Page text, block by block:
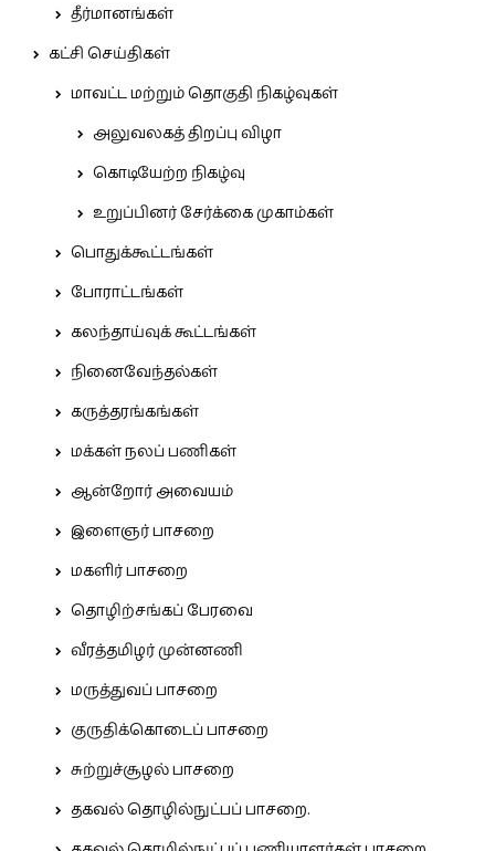
தீர்மானங்கள்
கட்சி செய்திகள்
மாவட்ட மற்றும் தொகுதி நிகழ்வுகள்
அலுவலகத் திறப்பு விழா
கொடியேற்ற நிகழ்வு
உறுப்பினர் சேர்க்கை முகாம்கள்
பொதுக்கூட்டங்கள்
போராட்டங்கள்
கலந்தாய்வுக் கூட்டங்கள்
நினைவேந்தல்கள்
கருத்தரங்கங்கள்
மக்கள் நலப் பணிகள்
ஆன்றோர் அவையம்
இளைஞர் பாசறை
மகளிர் பாசறை
தொழிற்சங்கப் பேரவை
வீரத்தமிழர் முன்னணி
மருத்துவப் பாசறை
குருதிக்கொடைப் பாசறை
சுற்றுச்சூழல் பாசறை
தகவல் தொழில்நுட்பப் பாசறை.